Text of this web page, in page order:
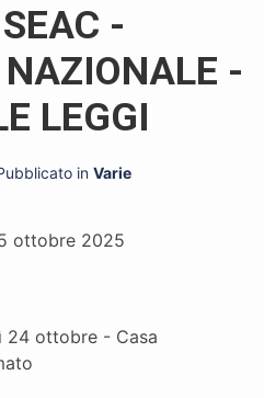
-
-
LEGGI
in Varie
ottobre 2025
24 ottobre - Casa